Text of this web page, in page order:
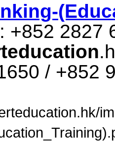
+852 2827
/ +852